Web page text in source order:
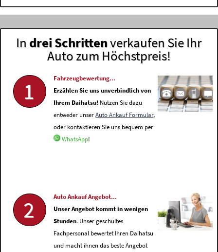
In drei Schrittenverkaufen Sie Ihr
Auto zum Höchstpreis!
1
Fahrzeugbewertung...
Erzählen Sie uns unverbindlich von
Ihrem Daihatsu! Nutzen Sie dazu
entweder unserAuto Ankauf Formular,
oder kontaktieren Sie uns bequem per
WhatsApp!
2
Auto Ankauf Angebot...
Unser Angebot kommt in wenigen
Stunden. Unser geschultes
Fachpersonal bewertet Ihren Daihatsu
und macht ihnen das beste Angebot